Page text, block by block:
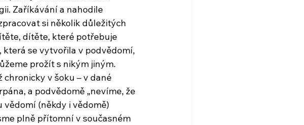
Zaříkávání a nahodile
si několik důležitých
dítěte, které potřebuje
se vytvořila v podvědomí,
prožít s nikým jiným.
chronicky v šoku – v dané
a podvědomě „nevíme, že
vědomí (někdy i vědomě)
plně přítomní v současném